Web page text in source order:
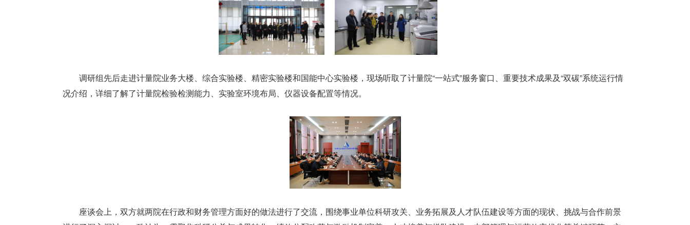
调研组先后走进计量院业务大楼、综合实验楼、精密实验楼和国能中心实验楼，现场听取了计量院“一站式”服务窗口、重要技术成果及“双碳”系统运行情
况介绍，详细了解了计量院检验检测能力、实验室环境布局、仪器设备配置等情况。
座谈会上，双方就两院在行政和财务管理方面好的做法进行了交流，围绕事业单位科研攻关、业务拓展及人才队伍建设等方面的现状、挑战与合作前景